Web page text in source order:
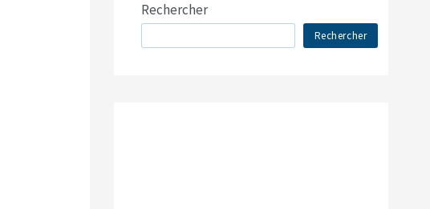
Rechercher
Rechercher